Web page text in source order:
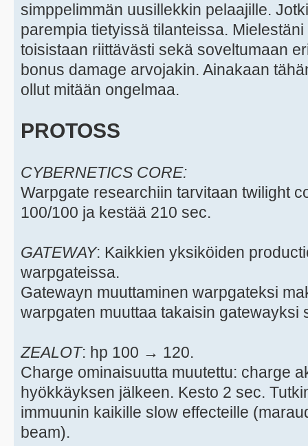
simppelimmän uusillekkin pelaajille.
parempia tietyissä tilanteissa.
toisistaan riittävästi sekä soveltumaan
bonus damage arvojakin. Ainakaan
ollut mitään ongelmaa.
PROTOSS
CYBERNETICS CORE:
Warpgate researchiin tarvitaan twilight
100/100 ja kestää 210 sec.
GATEWAY: Kaikkien yksiköiden
warpgateissa.
Gatewayn muuttaminen warpgateksi
warpgaten muuttaa takaisin gatewayksi
ZEALOT: hp 100 → 120.
Charge ominaisuutta muutettu: charge
hyökkäyksen jälkeen. Kesto 2 sec.
immuunin kaikille slow effecteille
beam).